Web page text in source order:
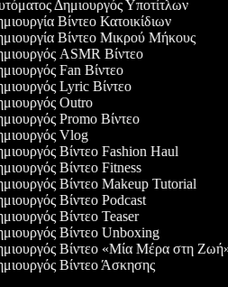
Δημιουργός Υποτίτλων
Βίντεο Κατοικίδιων
Βίντεο Μικρού Μήκους
ASMR Βίντεο
Fan Βίντεο
Lyric Βίντεο
Outro
Promo Βίντεο
Vlog
Βίντεο Fashion Haul
Βίντεο Fitness
Βίντεο Makeup Tutorial
Βίντεο Podcast
Βίντεο Teaser
Βίντεο Unboxing
Βίντεο «Μία Μέρα στη Ζωή»
Βίντεο Άσκησης